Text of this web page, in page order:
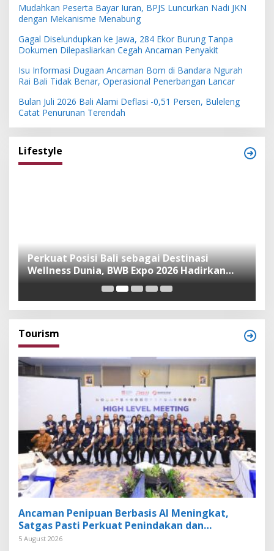
Mudahkan Peserta Bayar Iuran, BPJS Luncurkan Nadi JKN
dengan Mekanisme Menabung
Gagal Diselundupkan ke Jawa, 284 Ekor Burung Tanpa
Dokumen Dilepasliarkan Cegah Ancaman Penyakit
Isu Informasi Dugaan Ancaman Bom di Bandara Ngurah
Rai Bali Tidak Benar, Operasional Penerbangan Lancar
Bulan Juli 2026 Bali Alami Deflasi -0,51 Persen, Buleleng
Catat Penurunan Terendah
Lifestyle
Perkuat Posisi Bali sebagai Destinasi
Wellness Dunia, BWB Expo 2026 Hadirkan
Exhibitor Nasional dan Global
Tourism
Ancaman Penipuan Berbasis AI Meningkat,
Satgas Pasti Perkuat Penindakan dan
Pengembangan Aplikasi Anti Penipuan
5 August 2026